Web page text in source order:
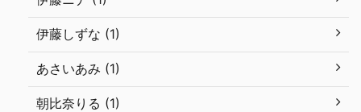
伊藤しずな (1)
あさいあみ (1)
朝比奈りる (1)